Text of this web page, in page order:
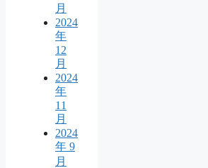
月
2024
年
12
月
2024
年
11
月
2024
年 9
月